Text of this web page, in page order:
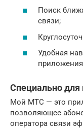
Поиск
связи;
Удобная
Специально
Мой МТС — это
позволяющее
оператора связи